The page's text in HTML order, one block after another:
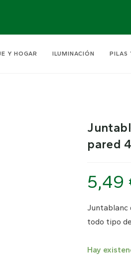
Y HOGAR ILUMINACIÓN PILAS
pared
5,49
Juntablanc
todo tipo
Hay